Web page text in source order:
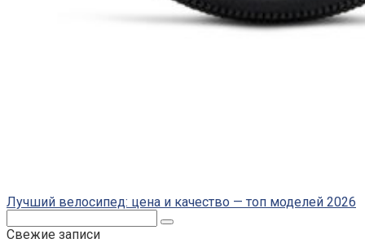
Лучший велосипед: цена и качество — топ моделей 2026
Свежие записи